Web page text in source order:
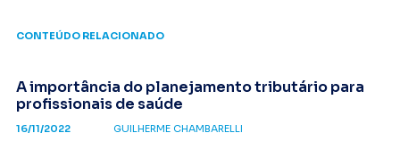
CONTEÚDO RELACIONADO
A importância do planejamento tributário para
profissionais de saúde
16/11/2022 GUILHERME CHAMBARELLI